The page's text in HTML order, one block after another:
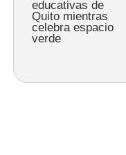
educativas de
Quito mientras
celebra espacio
verde